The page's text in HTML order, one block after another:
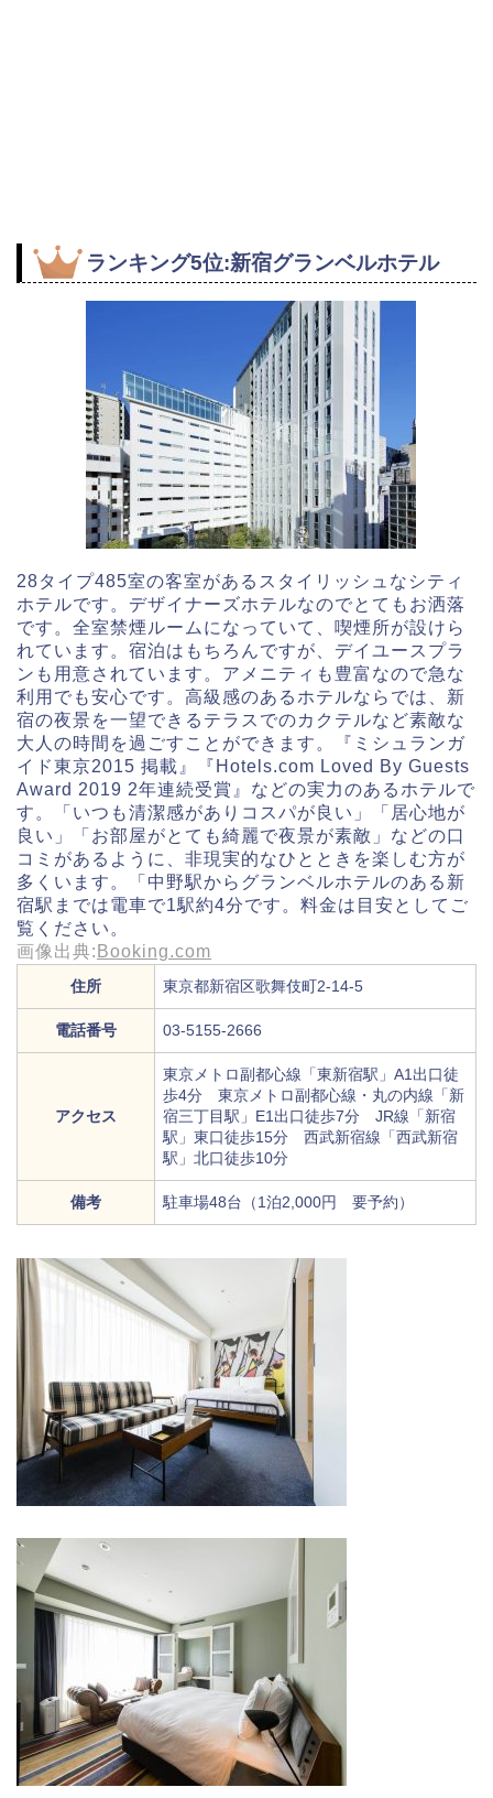
ランキング5位:新宿グランベルホテル
28タイプ485室の客室があるスタイリッシュなシティ
ホテルです。デザイナーズホテルなのでとてもお洒落
です。全室禁煙ルームになっていて、喫煙所が設けら
れています。宿泊はもちろんですが、デイユースプラ
ンも用意されています。アメニティも豊富なので急な
利用でも安心です。高級感のあるホテルならでは、新
宿の夜景を一望できるテラスでのカクテルなど素敵な
大人の時間を過ごすことができます。『ミシュランガ
イド東京2015 掲載』『Hotels.com Loved By Guests
Award 2019 2年連続受賞』などの実力のあるホテルで
す。「いつも清潔感がありコスパが良い」「居心地が
良い」「お部屋がとても綺麗で夜景が素敵」などの口
コミがあるように、非現実的なひとときを楽しむ方が
多くいます。「中野駅からグランベルホテルのある新
宿駅までは電車で1駅約4分です。料金は目安としてご
覧ください。
画像出典: Booking.com
住所 東京都新宿区歌舞伎町2-14-5
電話番号 03-5155-2666
アクセス
東京メトロ副都心線「東新宿駅」A1出口徒
歩4分 東京メトロ副都心線・丸の内線「新
宿三丁目駅」E1出口徒歩7分 JR線「新宿
駅」東口徒歩15分 西武新宿線「西武新宿
駅」北口徒歩10分
備考 駐車場48台（1泊2,000円 要予約）